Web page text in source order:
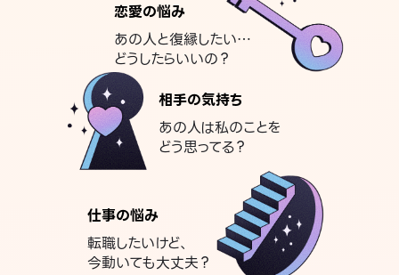
恋愛の悩み
あの人と復縁したい…
どうしたらいいの？
相手の気持ち
あの人は私のことを
どう思ってる？
仕事の悩み
転職したいけど、
今動いても大丈夫？